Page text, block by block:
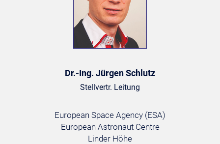
Dr.-Ing. Jürgen Schlutz
Stellvertr. Leitung
European Space Agency (ESA)
European Astronaut Centre
Linder Höhe